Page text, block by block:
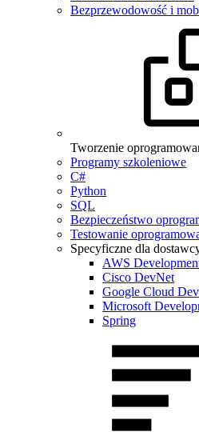
Bezprzewodowość i
Tworzenie
Programy szkoleniowe
C#
Python
SQL
Bezpieczeństwo
Testowanie
Specyficzne dla
AWS
Cisco DevNet
Google Cloud
Microsoft
Spring